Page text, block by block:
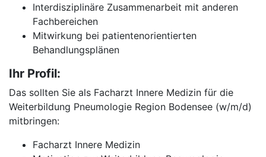
Interdisziplinäre Zusammenarbeit mit anderen
Fachbereichen
Mitwirkung bei patientenorientierten
Behandlungsplänen
Ihr Profil:
Das sollten Sie als Facharzt Innere Medizin für die
Weiterbildung Pneumologie Region Bodensee (w/m/d)
mitbringen:
Facharzt Innere Medizin